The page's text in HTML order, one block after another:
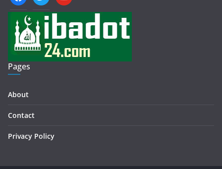
Pages
About
Contact
Privacy Policy